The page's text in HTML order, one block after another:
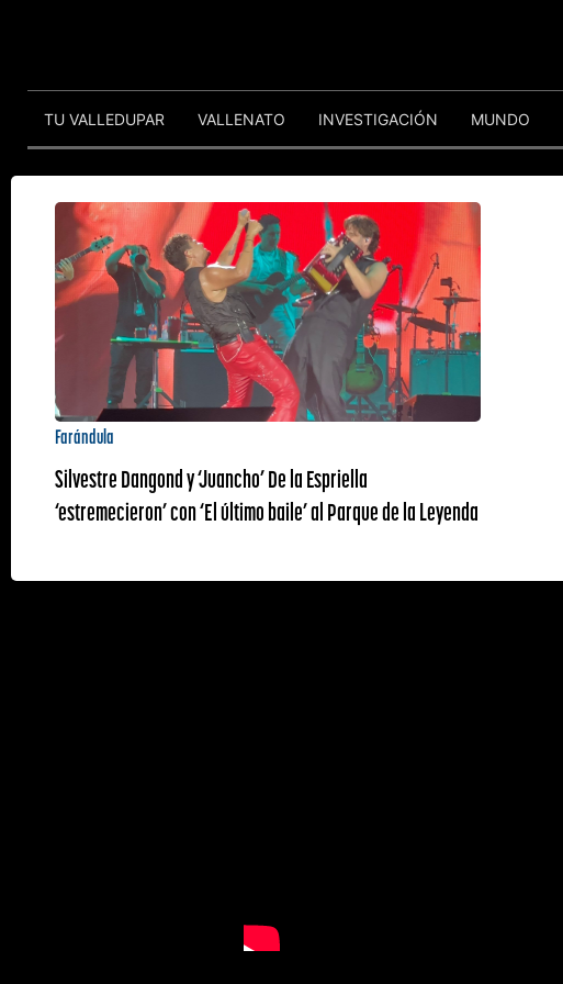
TU VALLEDUPAR VALLENATO INVESTIGACIÓN MUNDO
Farándula
Silvestre Dangond y ‘Juancho’ De la Espriella
‘estremecieron’ con ‘El último baile’ al Parque de la Leyenda